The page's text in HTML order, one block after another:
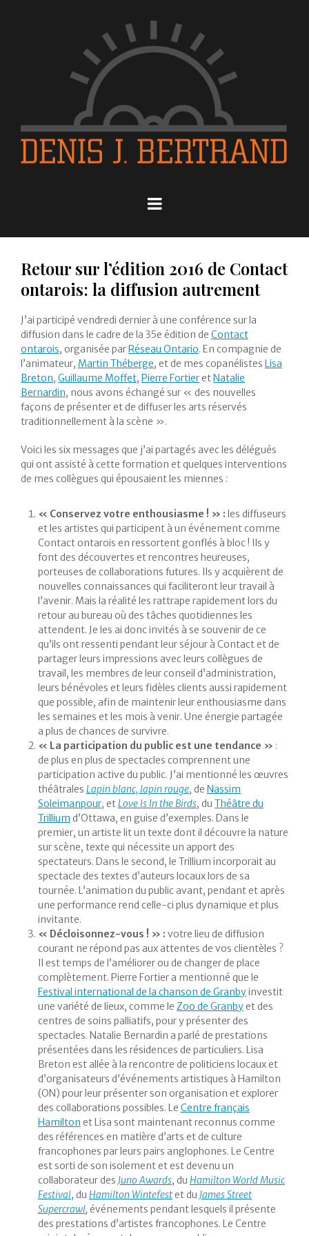
Retour sur l’édition 2016 de Contact
ontarois: la diffusion autrement
J’ai participé vendredi dernier à une conférence sur la
diffusion dans le cadre de la 35e édition de Contact
ontarois, organisée par Réseau Ontario. En compagnie de
l’animateur, Martin Théberge, et de mes copanélistes Lisa
Breton, Guillaume Moffet, Pierre Fortier et Natalie
Bernardin, nous avons échangé sur « des nouvelles
façons de présenter et de diffuser les arts réservés
traditionnellement à la scène ».
Voici les six messages que j’ai partagés avec les délégués
qui ont assisté à cette formation et quelques interventions
de mes collègues qui épousaient les miennes :
« Conservez votre enthousiasme ! » : les diffuseurs
et les artistes qui participent à un événement comme
Contact ontarois en ressortent gonflés à bloc ! Ils y
font des découvertes et rencontres heureuses,
porteuses de collaborations futures. Ils y acquièrent de
nouvelles connaissances qui faciliteront leur travail à
l’avenir. Mais la réalité les rattrape rapidement lors du
retour au bureau où des tâches quotidiennes les
attendent. Je les ai donc invités à se souvenir de ce
qu’ils ont ressenti pendant leur séjour à Contact et de
partager leurs impressions avec leurs collègues de
travail, les membres de leur conseil d’administration,
leurs bénévoles et leurs fidèles clients aussi rapidement
que possible, afin de maintenir leur enthousiasme dans
les semaines et les mois à venir. Une énergie partagée
a plus de chances de survivre.
« La participation du public est une tendance » :
de plus en plus de spectacles comprennent une
participation active du public. J’ai mentionné les œuvres
théâtrales Lapin blanc, lapin rouge, de Nassim
Soleimanpour, etLove Is In the Birds, du Théâtre du
Trillium d’Ottawa, en guise d’exemples. Dans le
premier, un artiste lit un texte dont il découvre la nature
sur scène, texte qui nécessite un apport des
spectateurs. Dans le second, le Trillium incorporait au
spectacle des textes d’auteurs locaux lors de sa
tournée. L’animation du public avant, pendant et après
une performance rend celle-ci plus dynamique et plus
invitante.
« Décloisonnez-vous ! » : votre lieu de diffusion
courant ne répond pas aux attentes de vos clientèles ?
Il est temps de l’améliorer ou de changer de place
complètement. Pierre Fortier a mentionné que le
Festival international de la chanson de Granbyinvestit
une variété de lieux, comme le Zoo de Granby et des
centres de soins palliatifs, pour y présenter des
spectacles. Natalie Bernardin a parlé de prestations
présentées dans les résidences de particuliers. Lisa
Breton est allée à la rencontre de politiciens locaux et
d’organisateurs d’événements artistiques à Hamilton
(ON) pour leur présenter son organisation et explorer
des collaborations possibles. Le Centre français
Hamilton et Lisa sont maintenant reconnus comme
des références en matière d’arts et de culture
francophones par leurs pairs anglophones. Le Centre
est sorti de son isolement et est devenu un
collaborateur des Juno Awards, du Hamilton World Music
Festival, du Hamilton Wintefest et du James Street
Supercrawl, événements pendant lesquels il présente
des prestations d’artistes francophones. Le Centre